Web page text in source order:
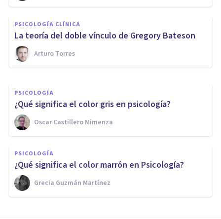
PSICOLOGÍA CLÍNICA
La teoría del doble vínculo de Gregory Bateson
Arturo Torres
clave en antropología y
lingüística
Joaquín Mateu-Mollá
PSICOLOGÍA
¿Qué significa el color gris en psicología?
Oscar Castillero Mimenza
PSICOLOGÍA
¿Qué significa el color marrón en Psicología?
Grecia Guzmán Martínez